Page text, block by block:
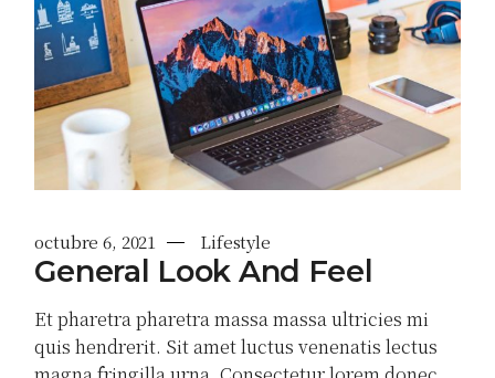
octubre 6, 2021 Lifestyle
General Look And Feel
Et pharetra pharetra massa massa ultricies mi
quis hendrerit. Sit amet luctus venenatis lectus